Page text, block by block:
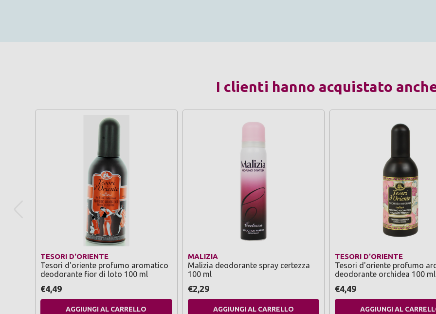
I clienti hanno acquistato
TESORI D'ORIENTE
Tesori d'oriente profumo aromatico
deodorante fior di loto 100 ml
€4,49
AGGIUNGI AL CARRELLO
MALIZIA
Malizia deodorante spray certezza
100 ml
€2,29
AGGIUNGI AL CARRELLO
TESORI D'ORIENTE
Tesori d'oriente profumo
deodorante orchidea 100 ml
€4,49
AGGIUNGI AL